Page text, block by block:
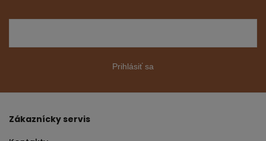
Prihlásiť sa
Zákaznícky servis